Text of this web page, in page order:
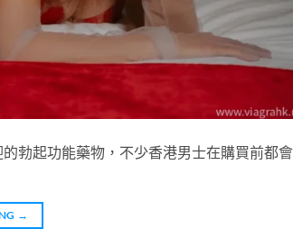
勃起功能藥物，不少香港男士在購買前都
→